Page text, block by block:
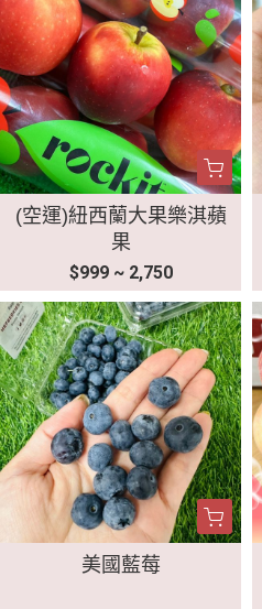
(空運)紐西蘭大果樂淇蘋
果
$999 ~ 2,750
美國藍莓